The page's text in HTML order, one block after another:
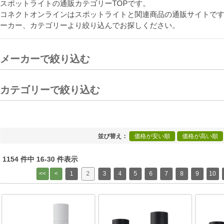
スポットライトの通販カテゴリーTOPです。
コネクトオンラインはスポットライトと関連商品の通販サイトで
ーカー、カテゴリーより絞り込んでお探しください。
メーカーで絞り込む
カテゴリーで絞り込む
並び替え 価格が安い順 価格が高い順
1154 件中 16-30 件表示
1 2 3 4 5 6 7 8 9 10